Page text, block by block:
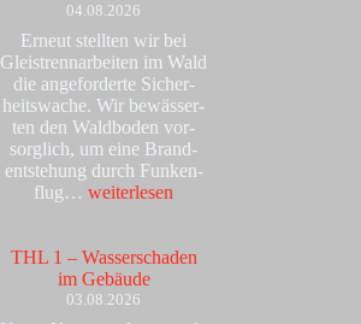
04.08.2026
Erneut stell­ten wir bei
Gleis­trenn­ar­bei­ten im Wald
die ange­for­der­te Sicher­
heits­wa­che. Wir bewäs­ser­
ten den Wald­bo­den vor­
sorg­lich, um eine Brand­
ent­ste­hung durch Fun­ken­
flug… Sicher­
che
Gleis­
trenn­
wei­ter­le­sen
THL 1 – Was­ser­scha­den
im Gebäu­de
03.08.2026